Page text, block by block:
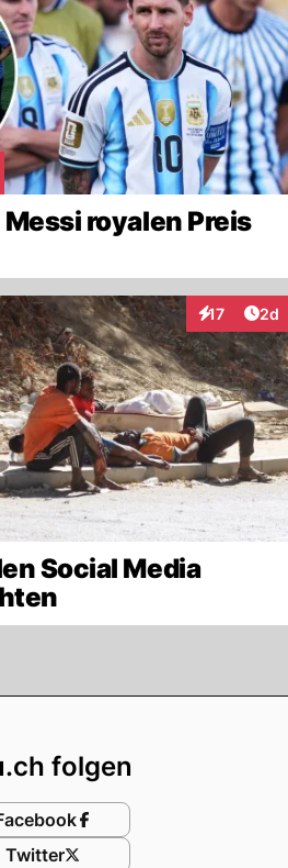
royalen Preis
17 2d
Social Media
folgen
Twitter